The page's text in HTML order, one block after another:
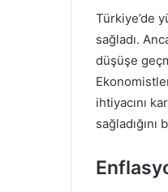
Türkiye’de
sağladı.
düşüşe
ihtiyacını